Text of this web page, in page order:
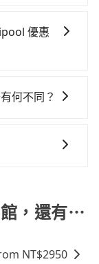
執照的計程車
，換句話
路。但如果全
且更會額外浪
汽車保險與可
提供最基本的
詬病的就是車
時間但上一位
的地點與你的
臨時叫車，那
程車密度為雙
上網預約，以
內即可查到真
刷卡，訂單即
和EMAIL提
如當天下午過
優惠
：「預定來
何不同？
排時間，價格
，但司機素
供客服申訴
館，還有⋯
NT$2950